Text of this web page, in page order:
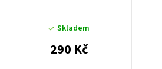
Skladem
290 Kč